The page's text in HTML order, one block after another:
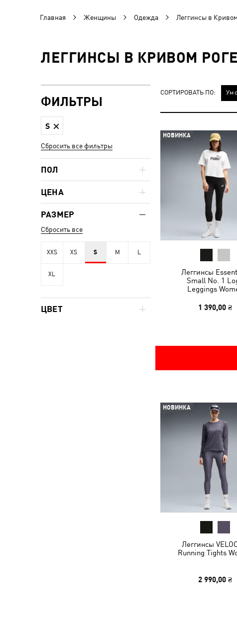
Главная Женщины Одежда Леггинсы в
ЛЕГГИНСЫ В КРИВОМ
СОРТИРОВАТЬ ПО:
НОВИНКА
Леггинсы
Small No. 1
Leggings
1 390,00 ₴
НОВИНКА
Леггинсы
Running Tights
2 990,00 ₴
ФИЛЬТРЫ
S
Сбросить все фильтры
ПОЛ
ЦЕНА
РАЗМЕР
Сбросить все
XXS XS S M L
XL
ЦВЕТ